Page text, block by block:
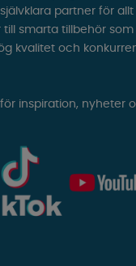
partner för
till smarta tillbehör
kvalitet och
inspiration, nyheter